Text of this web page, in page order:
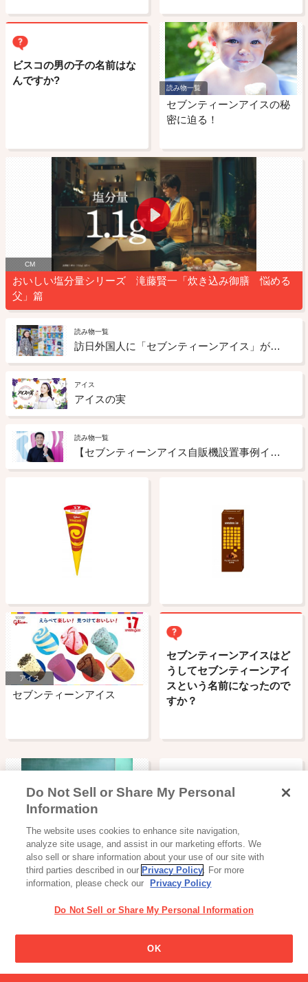
ビスコの男の子の名前はな
んですか?
読み物一覧
セブンティーンアイスの秘
密に迫る！
CM
おいしい塩分量シリーズ 滝藤賢一「炊き込み御膳 悩める
父」篇
読み物一覧
訪日外国人に「セブンティーンアイス」が人気！？渋谷の街でリアルな感想を聞いてみた！ ②
アイス
アイスの実
読み物一覧
【セブンティーンアイス自販機設置事例インタビューVol.2】 冬でも売れる！レジャー施設と自販機が相性抜群なワケ
アイス
セブンティーンアイス
セブンティーンアイスはど
うしてセブンティーンアイ
スという名前になったので
すか？
【セブンティーンアイス自
販機設置事例イ…
グリコの名前の由来はなん
セブンティーンアイス自販
Do Not Sell or Share My Personal
Information
The website uses cookies to enhance site navigation,
analyze site usage, and assist in our marketing efforts. We
also sell or share information about your use of our site with
third parties described in our Privacy Policy. For more
information, please check our
Privacy Policy
Do Not Sell or Share My Personal Information
OK